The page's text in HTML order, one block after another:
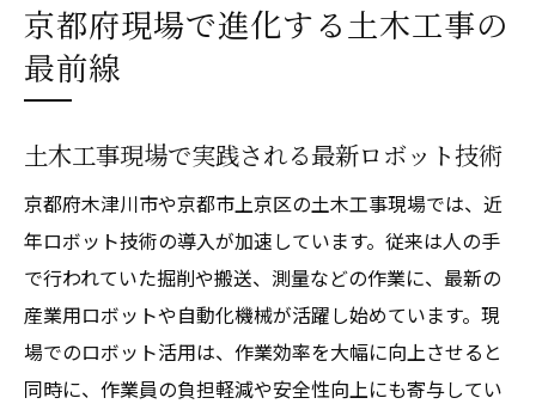
京都府現場で進化する土木工事の
最前線
土木工事現場で実践される最新ロボット技術
京都府木津川市や京都市上京区の土木工事現場では、近
年ロボット技術の導入が加速しています。従来は人の手
で行われていた掘削や搬送、測量などの作業に、最新の
産業用ロボットや自動化機械が活躍し始めています。現
場でのロボット活用は、作業効率を大幅に向上させると
同時に、作業員の負担軽減や安全性向上にも寄与してい